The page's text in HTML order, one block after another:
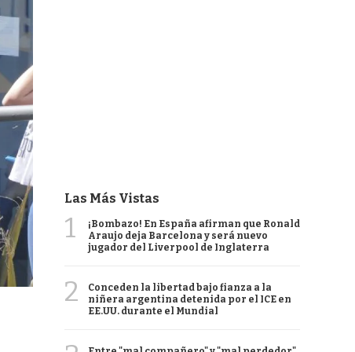
Las Más Vistas
1
¡Bombazo! En España afirman que Ronald
Araujo deja Barcelona y será nuevo
jugador del Liverpool de Inglaterra
2
Conceden la libertad bajo fianza a la
niñera argentina detenida por el ICE en
EE.UU. durante el Mundial